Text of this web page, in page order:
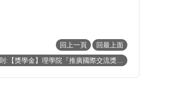
回上一頁
回最上面